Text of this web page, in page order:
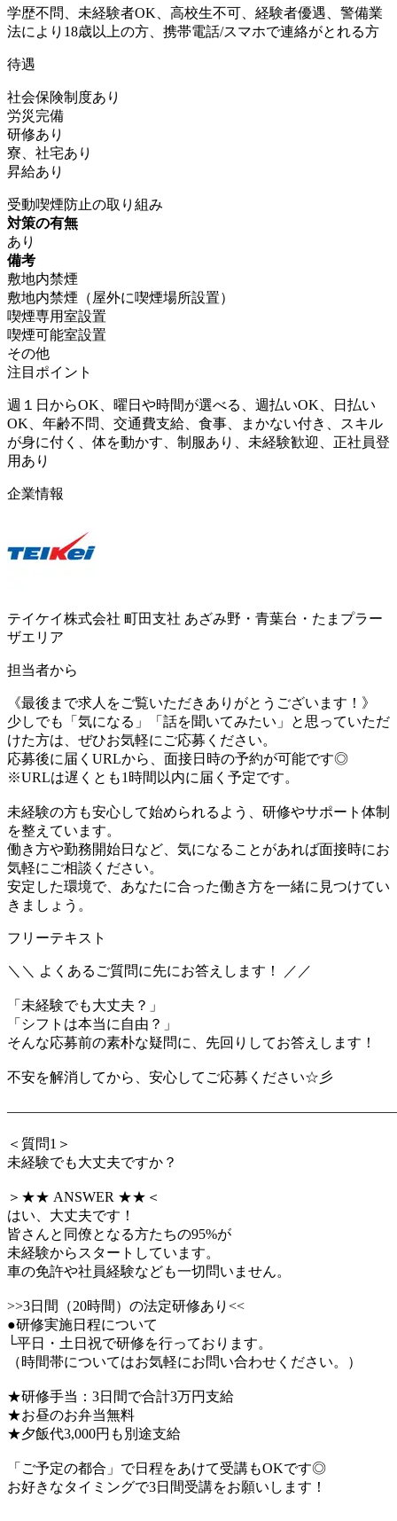
学歴不問、未経験者OK、高校生不可、経験者優遇、警備業
法により18歳以上の方、携帯電話/スマホで連絡がとれる方
待遇
社会保険制度あり
労災完備
研修あり
寮、社宅あり
昇給あり
受動喫煙防止の取り組み
対策の有無
あり
備考
敷地内禁煙
敷地内禁煙（屋外に喫煙場所設置）
喫煙専用室設置
喫煙可能室設置
その他
注目ポイント
週１日からOK、曜日や時間が選べる、週払いOK、日払い
OK、年齢不問、交通費支給、食事、まかない付き、スキル
が身に付く、体を動かす、制服あり、未経験歓迎、正社員登
用あり
企業情報
テイケイ株式会社 町田支社 あざみ野・青葉台・たまプラー
ザエリア
担当者から
《最後まで求人をご覧いただきありがとうございます！》
少しでも「気になる」「話を聞いてみたい」と思っていただ
けた方は、ぜひお気軽にご応募ください。
応募後に届くURLから、面接日時の予約が可能です◎
※URLは遅くとも1時間以内に届く予定です。
未経験の方も安心して始められるよう、研修やサポート体制
を整えています。
働き方や勤務開始日など、気になることがあれば面接時にお
気軽にご相談ください。
安定した環境で、あなたに合った働き方を一緒に見つけてい
きましょう。
フリーテキスト
＼＼ よくあるご質問に先にお答えします！ ／／
「未経験でも大丈夫？」
「シフトは本当に自由？」
そんな応募前の素朴な疑問に、先回りしてお答えします！
不安を解消してから、安心してご応募ください☆彡
＜質問1＞
未経験でも大丈夫ですか？
＞★★ ANSWER ★★＜
はい、大丈夫です！
皆さんと同僚となる方たちの95%が
未経験からスタートしています。
車の免許や社員経験なども一切問いません。
>>3日間（20時間）の法定研修あり<<
●研修実施日程について
└平日・土日祝で研修を行っております。
（時間帯についてはお気軽にお問い合わせください。）
★研修手当：3日間で合計3万円支給
★お昼のお弁当無料
★夕飯代3,000円も別途支給
「ご予定の都合」で日程をあけて受講もOKです◎
お好きなタイミングで3日間受講をお願いします！